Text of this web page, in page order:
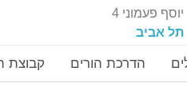
יוסף פעמוני 4
תל אביב
הדרכת הורים קבוצת